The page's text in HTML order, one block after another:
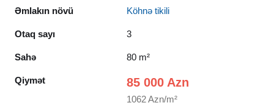
Əmlakın növü Köhnə tikili
Otaq sayı 3
Sahə 80 m²
Qiymət 85 000 Azn
1062 Azn/m²